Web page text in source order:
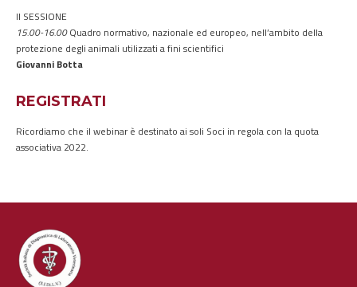
II SESSIONE
15.00-16.00Quadro normativo, nazionale ed europeo, nell’ambito della
protezione degli animali utilizzati a fini scientifici
Giovanni Botta
REGISTRATI
Ricordiamo che il webinar è destinato ai soli Soci in regola con la quota
associativa 2022.